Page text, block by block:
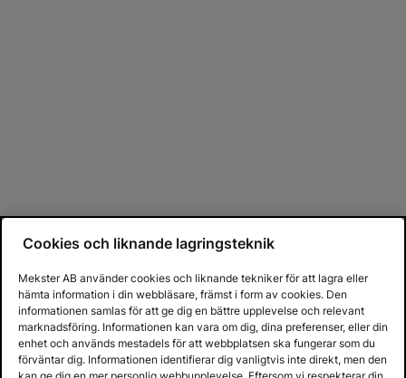
Cookies och liknande lagringsteknik
Mekster AB använder cookies och liknande tekniker för att lagra eller
hämta information i din webbläsare, främst i form av cookies. Den
informationen samlas för att ge dig en bättre upplevelse och relevant
marknadsföring. Informationen kan vara om dig, dina preferenser, eller din
enhet och används mestadels för att webbplatsen ska fungerar som du
förväntar dig. Informationen identifierar dig vanligtvis inte direkt, men den